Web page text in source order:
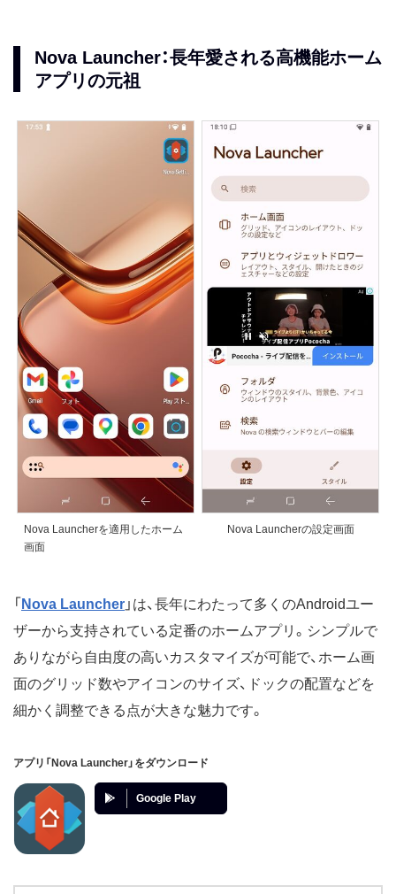
Nova Launcher：長年愛される高機能ホーム
アプリの元祖
Nova Launcherを適用したホーム
画面
Nova Launcherの設定画面
「 Nova Launcher 」は、長年にわたって多くのAndroidユー
ザーから支持されている定番のホームアプリ。シンプルで
ありながら自由度の高いカスタマイズが可能で、ホーム画
面のグリッド数やアイコンのサイズ、ドックの配置などを
細かく調整できる点が大きな魅力です。
アプリ「Nova Launcher」をダウンロード
Google Play